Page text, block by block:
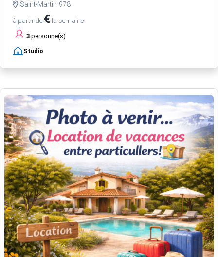
Saint-Martin 978
à partir de € la semaine
3 personne(s)
Studio